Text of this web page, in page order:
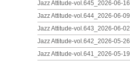
Jazz Attitude-vol.645_2026-06-16
Jazz Attitude-vol.644_2026-06-09
Jazz Attitude-vol.643_2026-06-02
Jazz Attitude-vol.642_2026-05-26
Jazz Attitude-vol.641_2026-05-19